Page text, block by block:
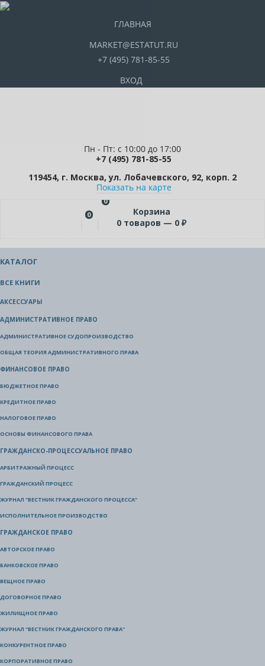
ГЛАВНАЯ
MARKET@ESTATUT.RU
+7 (495) 781-85-55
ВХОД
Пн - Пт: с 10:00 до 17:00
+7 (495) 781-85-55
119454, г. Москва, ул. Лобачевского, 92, корп. 2
Показать на карте
0
0
Корзина
0 товаров — 0 ₽
КАТАЛОГ
ВСЕ КНИГИ
АКСЕССУАРЫ
АДМИНИСТРАТИВНОЕ ПРАВО
АДМИНИСТРАТИВНОЕ СУДОПРОИЗВОДСТВО
ОБЩАЯ ТЕОРИЯ АДМИНИСТРАТИВНОГО ПРАВА
ФИНАНСОВОЕ ПРАВО
БЮДЖЕТНОЕ ПРАВО
КРЕДИТНОЕ ПРАВО
НАЛОГОВОЕ ПРАВО
ОСНОВЫ ФИНАНСОВОГО ПРАВА
ГРАЖДАНСКО-ПРОЦЕССУАЛЬНОЕ ПРАВО
АРБИТРАЖНЫЙ ПРОЦЕСС
ГРАЖДАНСКИЙ ПРОЦЕСС
ЖУРНАЛ "ВЕСТНИК ГРАЖДАНСКОГО ПРОЦЕССА"
ИСПОЛНИТЕЛЬНОЕ ПРОИЗВОДСТВО
ГРАЖДАНСКОЕ ПРАВО
АВТОРСКОЕ ПРАВО
БАНКОВСКОЕ ПРАВО
ВЕЩНОЕ ПРАВО
ДОГОВОРНОЕ ПРАВО
ЖИЛИЩНОЕ ПРАВО
ЖУРНАЛ "ВЕСТНИК ГРАЖДАНСКОГО ПРАВА"
КОНКУРЕНТНОЕ ПРАВО
КОРПОРАТИВНОЕ ПРАВО